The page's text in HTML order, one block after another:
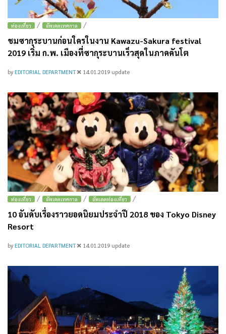
ท่องเที่ยว / อัพเดตเทศกาล /
ชมซากุระบานก่อนใครในงาน Kawazu-Sakura festival
2019 เริ่ม ก.พ. เมืองที่ซากุระบานเร็วสุดในภาคคันโต
by EDITORIAL DEPARTMENT 14.01.2019 update
ท่องเที่ยว / อัพเดตเทศกาล / อัพเดตท่องเที่ยว /
10 อันดับเรื่องราวยอดนิยมประจำปี 2018 ของ Tokyo Disney
Resort
by EDITORIAL DEPARTMENT 14.01.2019 update